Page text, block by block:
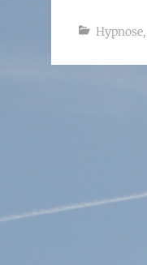
Hypnose,